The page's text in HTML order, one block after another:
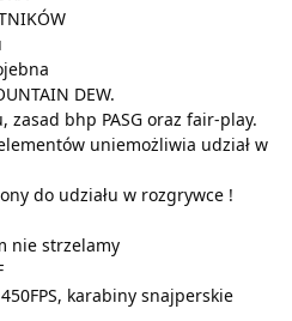
DEW.
bhp PASG oraz fair-play.
uniemożliwia udział w
do udziału w rozgrywce !
nie strzelamy
karabiny snajperskie